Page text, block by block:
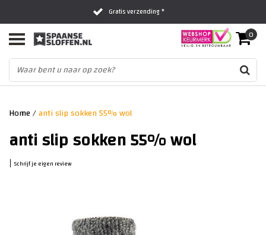
Gratis verzending *
Al 16 jaar het vertrouwde adres
Fysieke winkel in Zwolle
0
Home/anti slip sokken 55% wol
anti slip sokken 55% wol
| Schrijf je eigen review